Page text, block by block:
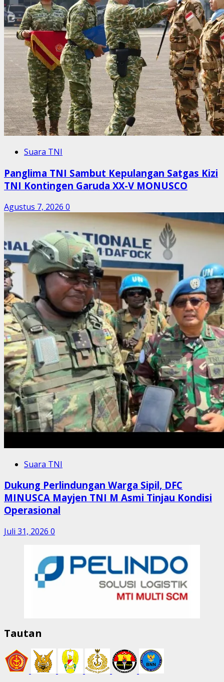
Suara TNI
Panglima TNI Sambut Kepulangan Satgas Kizi
TNI Kontingen Garuda XX-V MONUSCO
Agustus 7, 2026 0
Suara TNI
Dukung Perlindungan Warga Sipil, DFC
MINUSCA Mayjen TNI M Asmi Tinjau Kondisi
Operasional
Juli 31, 2026 0
Tautan